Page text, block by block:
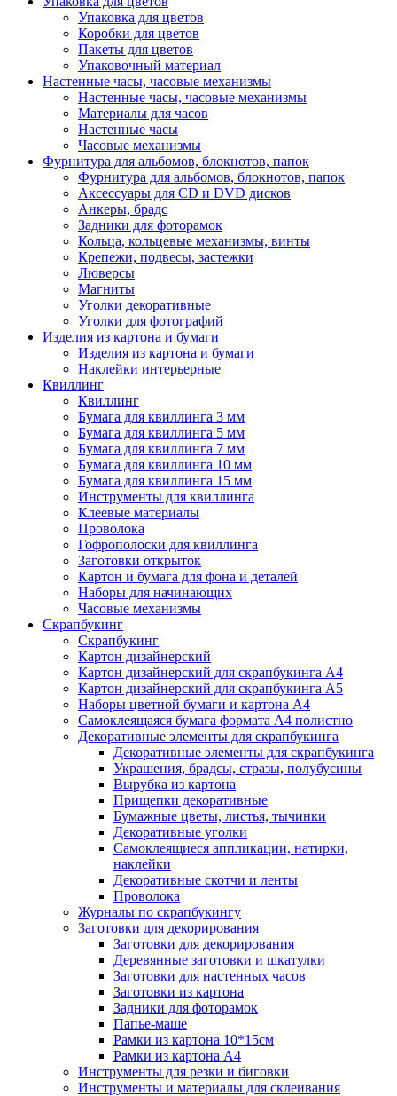
Упаковка для цветов
Коробки для цветов
Пакеты для цветов
Упаковочный материал
Настенные часы, часовые механизмы
Настенные часы, часовые механизмы
Материалы для часов
Настенные часы
Часовые механизмы
Фурнитура для альбомов, блокнотов, папок
Фурнитура для альбомов, блокнотов, папок
Аксессуары для CD и DVD дисков
Анкеры, брадс
Задники для фоторамок
Кольца, кольцевые механизмы, винты
Крепежи, подвесы, застежки
Люверсы
Магниты
Уголки декоративные
Уголки для фотографий
Изделия из картона и бумаги
Изделия из картона и бумаги
Наклейки интерьерные
Квиллинг
Квиллинг
Бумага для квиллинга 3 мм
Бумага для квиллинга 5 мм
Бумага для квиллинга 7 мм
Бумага для квиллинга 10 мм
Бумага для квиллинга 15 мм
Инструменты для квиллинга
Клеевые материалы
Проволока
Гофрополоски для квиллинга
Заготовки открыток
Картон и бумага для фона и деталей
Наборы для начинающих
Часовые механизмы
Скрапбукинг
Скрапбукинг
Картон дизайнерский
Картон дизайнерский для скрапбукинга А4
Картон дизайнерский для скрапбукинга А5
Наборы цветной бумаги и картона А4
Самоклеящаяся бумага формата А4 полистно
Декоративные элементы для скрапбукинга
Декоративные элементы для скрапбукинга
Украшения, брадсы, стразы, полубусины
Вырубка из картона
Прищепки декоративные
Бумажные цветы, листья, тычинки
Декоративные уголки
Самоклеящиеся аппликации, натирки,
наклейки
Декоративные скотчи и ленты
Проволока
Журналы по скрапбукингу
Заготовки для декорирования
Заготовки для декорирования
Деревянные заготовки и шкатулки
Заготовки для настенных часов
Заготовки из картона
Задники для фоторамок
Папье-маше
Рамки из картона 10*15см
Рамки из картона А4
Инструменты для резки и биговки
Инструменты и материалы для склеивания